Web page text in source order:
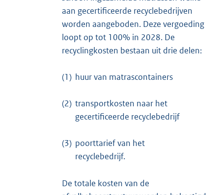
aan gecertificeerde recyclebedrijven
worden aangeboden. Deze vergoeding
loopt op tot 100% in 2028. De
recyclingkosten bestaan uit drie delen:
(1) huur van matrascontainers
(2) transportkosten naar het
gecertificeerde recyclebedrijf
(3) poorttarief van het
recyclebedrijf.
De totale kosten van de